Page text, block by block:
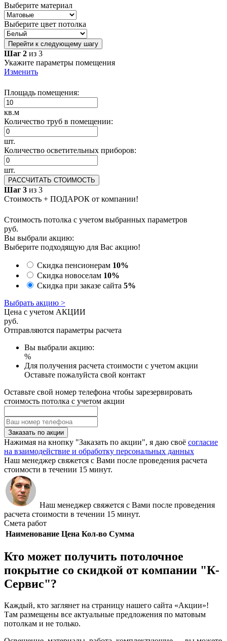
Выберите материал
Выберите цвет потолка
Перейти к следующему шагу
Шаг 2 из 3
Укажите параметры помещения
Изменить
Площадь помещения:
кв.м
Количество труб в помещении:
шт.
Количество осветительных приборов:
шт.
РАССЧИТАТЬ СТОИМОСТЬ
Шаг 3 из 3
Стоимость + ПОДАРОК от компании!
Стоимость потолка с учетом выбранных параметров
руб.
Вы выбрали акцию:
Выберите подходящую для Вас акцию!
Скидка пенсионерам 10%
Скидка новоселам 10%
Скидка при заказе сайта 5%
Выбрать акцию >
Цена с учетом АКЦИИ
руб.
Отправляются параметры расчета
Вы выбрали акцию:
%
Для получения расчета стоимости с учетом акции
Оставьте пожалуйста свой контакт
Оставьте свой номер телефона чтобы зарезервировать
стоимость потолка с учетом акции
Заказать по акции
Нажимая на кнопку "Заказать по акции", я даю своё согласие
на взаимодействие и обработку персональных данных
Наш менеджер свяжется с Вами после проведения расчета
стоимости в течении 15 минут.
Наш менеджер свяжется с Вами после проведения
расчета стоимости в течении 15 минут.
Смета работ
Наименование Цена Кол-во Сумма
Кто может получить потолочное
покрытие со скидкой от компании "К-
Сервис"?
Каждый, кто заглянет на страницу нашего сайта «Акции»!
Там размещены все актуальные предложения по матовым
потолкам и не только.